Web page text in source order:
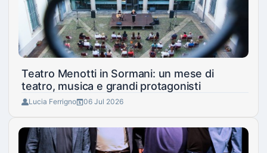
Teatro Menotti in Sormani: un mese di
teatro, musica e grandi protagonisti
Lucia Ferrigno 06 Jul 2026